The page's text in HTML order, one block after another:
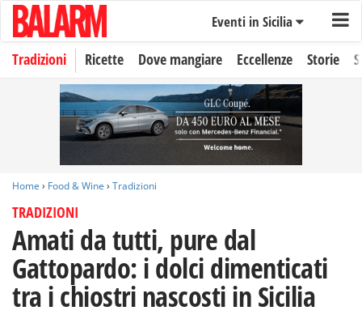
Eventi in Sicilia
Tradizioni Ricette Dove mangiare Eccellenze Storie
Home › Food & Wine › Tradizioni
TRADIZIONI
Amati da tutti, pure dal
Gattopardo: i dolci dimenticati
tra i chiostri nascosti in Sicilia